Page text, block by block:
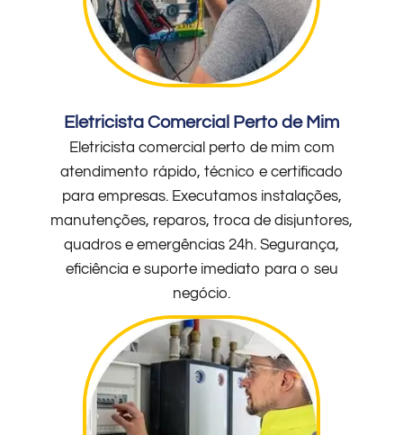
Eletricista Comercial Perto de Mim
Eletricista comercial perto de mim com
atendimento rápido, técnico e certificado
para empresas. Executamos instalações,
manutenções, reparos, troca de disjuntores,
quadros e emergências 24h. Segurança,
eficiência e suporte imediato para o seu
negócio.